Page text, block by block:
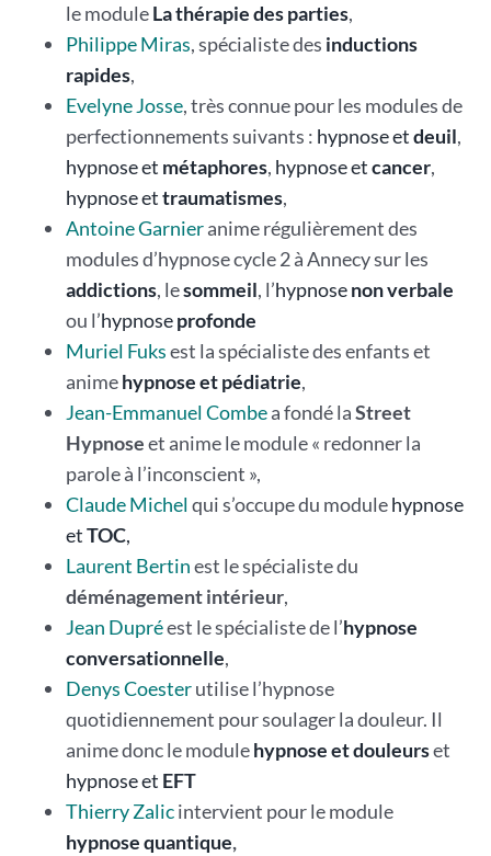
le moduleLa thérapie des parties,
Philippe Miras, spécialiste des inductions
rapides,
Evelyne Josse, très connue pour les modules de
perfectionnements suivants : hypnose etdeuil,
hypnose et métaphores, hypnose etcancer,
hypnose ettraumatismes,
Antoine Garnieranime régulièrement des
modules d’hypnose cycle 2 à Annecy sur les
addictions, lesommeil, l’hypnosenon verbale
ou l’hypnoseprofonde
Muriel Fuksest la spécialiste des enfants et
animehypnose et pédiatrie,
Jean-Emmanuel Combea fondé laStreet
Hypnoseet anime le module « redonner la
parole à l’inconscient »,
Claude Michelqui s’occupe du modulehypnose
etTOC,
Laurent Bertinest le spécialiste du
déménagement intérieur,
Jean Dupréest le spécialiste de l’hypnose
conversationnelle,
Denys Coesterutilise l’hypnose
quotidiennement pour soulager la douleur. Il
anime donc le modulehypnose et douleurset
hypnose et EFT
Thierry Zalicintervient pour le module
hypnose quantique,